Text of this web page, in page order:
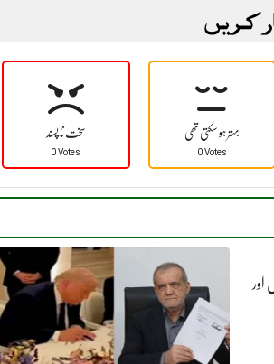
کریں
سخت نا پسند
0 Votes
بہتر ہو سکتی تھی
0 Votes
اور